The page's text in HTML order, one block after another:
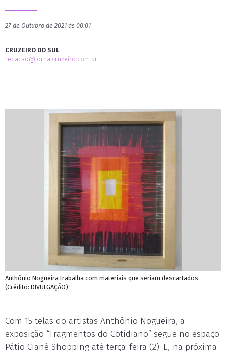
27 de Outubro de 2021 às 00:01
CRUZEIRO DO SUL
redacao@jornalcruzeiro.com.br
Anthônio Nogueira trabalha com materiais que seriam descartados.
(Crédito: DIVULGAÇÃO)
Com 15 telas do artistas Anthônio Nogueira, a
exposição “Fragmentos do Cotidiano” segue no espaço
Pátio Cianê Shopping até terça-feira (2). E, na próxima